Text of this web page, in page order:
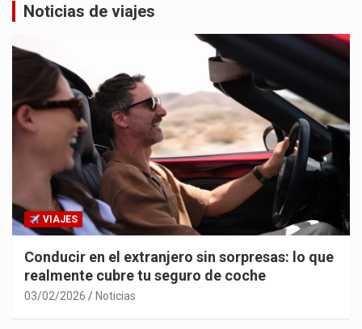
Noticias de viajes
VIAJES
Conducir en el extranjero sin sorpresas: lo que
realmente cubre tu seguro de coche
03/02/2026 Noticias